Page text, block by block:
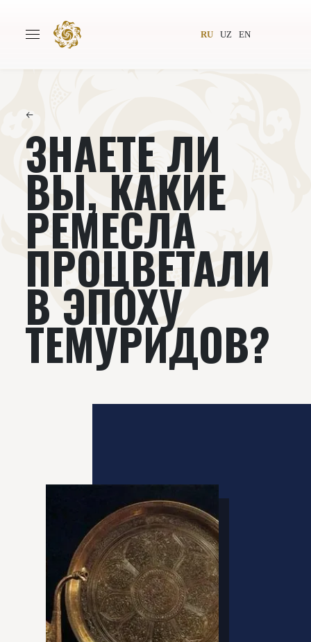
RU UZ EN
Авторы Всемирное общество
Издательство Новости
Проекты Подкасты
Книги Видеолекторий
←
ЗНАЕТЕ ЛИ
ВЫ, КАКИЕ
РЕМЕСЛА
ПРОЦВЕТАЛИ
В ЭПОХУ
ТЕМУРИДОВ?‌‌